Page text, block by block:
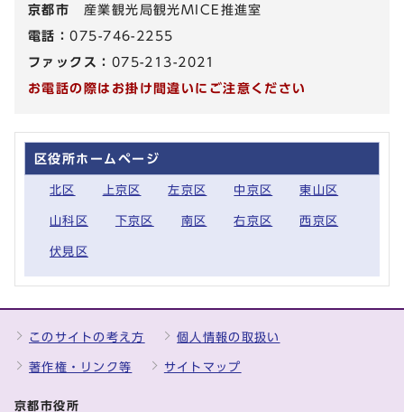
京都市 産業観光局観光MICE推進室
電話：075-746-2255
ファックス： 075-213-2021
お電話の際はお掛け間違いにご注意ください
区役所ホームページ
北区 上京区 左京区 中京区 東山区
山科区 下京区 南区 右京区 西京区
伏見区
このサイトの考え方 個人情報の取扱い
著作権・リンク等 サイトマップ
京都市役所